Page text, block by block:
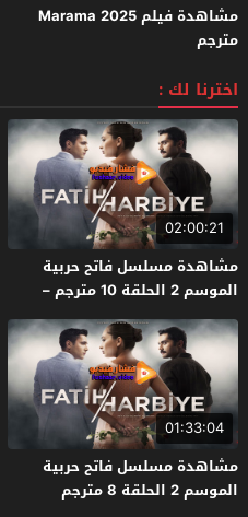
مشاهدة فيلم Marama 2025
مترجم
اخترنا لك :
02:00:21
مشاهدة مسلسل فاتح حربية
الموسم 2 الحلقة 10 مترجم –
الأخيرة
01:33:04
مشاهدة مسلسل فاتح حربية
الموسم 2 الحلقة 8 مترجم